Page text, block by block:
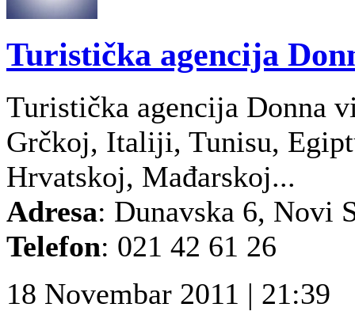
Turistička agencija
Turistička agencija Donna
Grčkoj, Italiji, Tunisu,
Hrvatskoj, Mađarskoj...
Adresa: Dunavska 6, Novi
Telefon: 021 42 61 26
18 Novembar 2011 | 21:39